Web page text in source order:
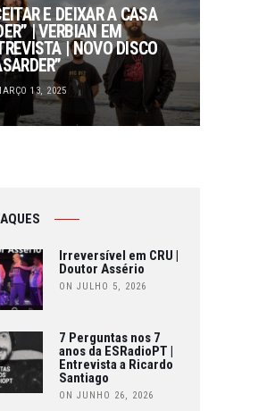
E DEIXAR A CASA
| VERBIAN EM
| NOVO DISCO
13, 2025
Irreversível em CRU |
Doutor Assério
ON JULHO 5, 2026
7 Perguntas nos 7
anos da ESRadioPT |
Entrevista a Ricardo
Santiago
ON JUNHO 26, 2026